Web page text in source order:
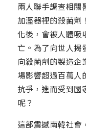
兩人聯手調查相關
加溼器裡的殺菌劑
化後，會被人體吸
亡。為了向世人揭
向殺菌劑的製造企
場影響超過百萬人
抗爭，進而受到國
呢？
這部震撼南韓社會